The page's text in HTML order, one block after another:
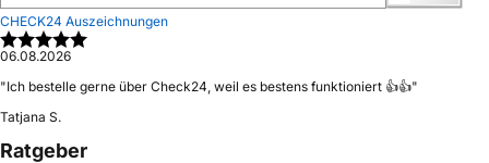
CHECK24 Auszeichnungen
06.08.2026
"Ich bestelle gerne über Check24, weil es bestens funktioniert 👍👍"
Tatjana S.
Ratgeber